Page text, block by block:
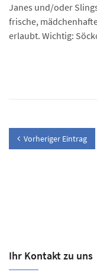
Janes und/oder
frische,
erlaubt. Wichtig:
Vorheriger Eintrag
Ihr Kontakt zu uns